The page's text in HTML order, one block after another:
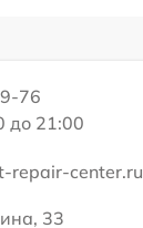
76
до 21:00
repair-center.ru
33